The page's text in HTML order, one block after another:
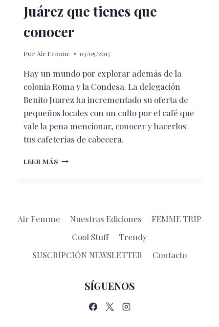
Juárez que tienes que
conocer
Por Air Femme 03/05/2017
Hay un mundo por explorar además de la
colonia Roma y la Condesa. La delegación
Benito Juarez ha incrementado su oferta de
pequeños locales con un culto por el café que
vale la pena mencionar, conocer y hacerlos
tus cafeterías de cabecera.
LEER MÁS CAFETERÍAS
TIENES
CONOCER
Air Femme Nuestras Ediciones
FEMME TRIP
Cool Stuff
Trendy
SUSCRIPCIÓN NEWSLETTER
Contacto
SÍGUENOS